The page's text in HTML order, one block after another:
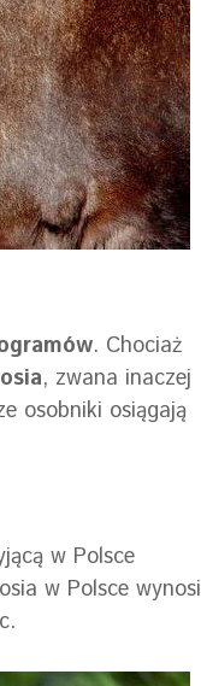
. Chociaż
, zwana inaczej
osobniki osiągają
w Polsce
w Polsce wynosi